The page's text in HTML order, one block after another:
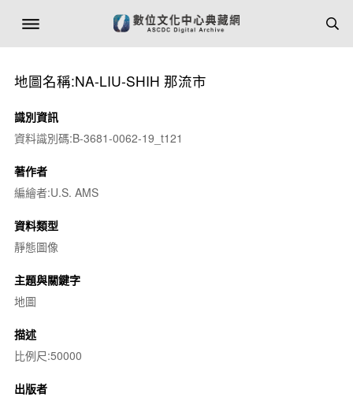
地圖名稱:NA-LIU-SHIH 那流市
識別資訊
資料識別碼:B-3681-0062-19_t121
著作者
編繪者:U.S. AMS
資料類型
靜態圖像
主題與關鍵字
地圖
描述
比例尺:50000
出版者